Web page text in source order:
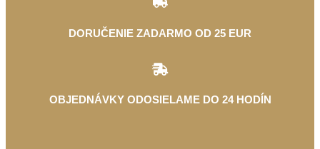
DORUČENIE ZADARMO OD 25 EUR
OBJEDNÁVKY ODOSIELAME DO 24 HODÍN